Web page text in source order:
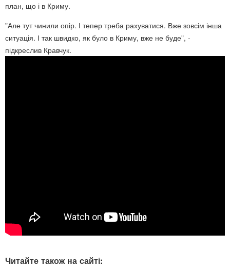
план, що і в Криму.
"Але тут чинили опір. І тепер треба рахуватися. Вже зовсім інша
ситуація. І так швидко, як було в Криму, вже не буде", -
підкреслив Кравчук.
Читайте також на сайті: